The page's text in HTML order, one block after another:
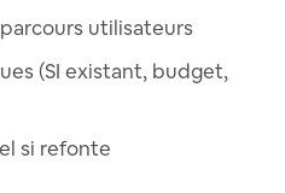
utilisateurs
(SI existant, budget,
si refonte